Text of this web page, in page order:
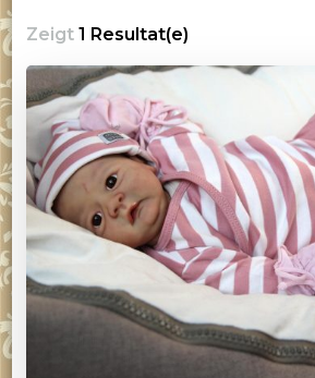
Zeigt 1 Resultat(e)